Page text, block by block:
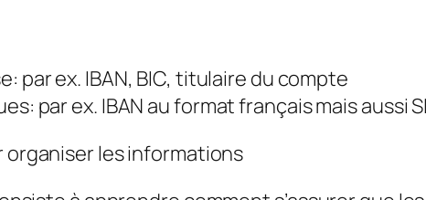
par ex. IBAN, BIC, titulaire du compte
par ex. IBAN au format français mais aussi
organiser les informations